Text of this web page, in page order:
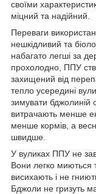
своїми
міцний та надійний.
Переваги
нешкідливий та
набагато легші за
прохолодно, ППУ
захищений від
тепло усередині
зимувати бджолиній
витрачають менше
менше кормів, а
швидше.
У вуликах ППУ не
Вони легко миються
висихають і не
Бджоли не гризуть